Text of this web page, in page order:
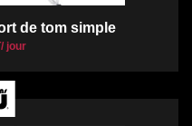
de tom simple
jour